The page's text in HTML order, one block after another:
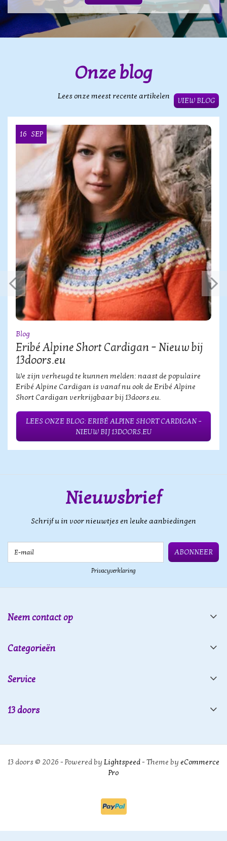
Onze blog
Lees onze meest recente artikelen
VIEW BLOG
16 SEP
Blog
Eribé Alpine Short Cardigan – Nieuw bij
13doors.eu
We zijn verheugd te kunnen melden: naast de populaire
Eribé Alpine Cardigan is vanaf nu ook de Eribé Alpine
Short Cardigan verkrijgbaar bij 13doors.eu.
LEES ONZE BLOG: ERIBÉ ALPINE SHORT CARDIGAN –
NIEUW BIJ 13DOORS.EU
Nieuwsbrief
Schrijf u in voor nieuwtjes en leuke aanbiedingen
ABONNEER
Privacyverklaring
Neem contact op
Categorieën
Service
13 doors
13 doors © 2026 - Powered by Lightspeed- Theme by eCommerce
Pro